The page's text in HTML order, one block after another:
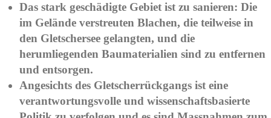
Das stark geschädigte Gebiet ist zu sanieren: Die
im Gelände verstreuten Blachen, die teilweise in
den Gletschersee gelangten, und die
herumliegenden Baumaterialien sind zu entfernen
und entsorgen.
Angesichts des Gletscherrückgangs ist eine
verantwortungsvolle und wissenschaftsbasierte